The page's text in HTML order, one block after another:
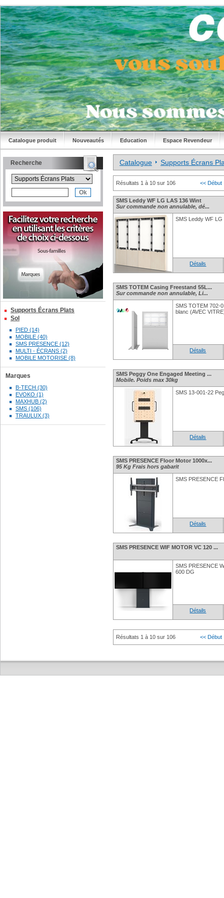
Catalogue produit Nouveautés Education Espace Revendeur
Recherche
Supports Écrans Plats
Sol
PIED (14)
MOBILE (40)
SMS PRESENCE (12)
MULTI - ÉCRANS (2)
MOBILE MOTORISE (8)
Marques
B-TECH (30)
EVOKO (1)
MAXHUB (2)
SMS (106)
TRAULUX (3)
Catalogue Supports Écrans
Résultats 1 à 10 sur 106 << Début
SMS Leddy WF LG LAS 136 Wint
Sur commande non annulable, dé...
SMS Leddy WF LG
Détails
SMS TOTEM Casing Freestand 55L...
Sur commande non annulable, Li...
SMS TOTEM 702-
blanc (AVEC
Détails
SMS Peggy One Engaged Meeting ...
Mobile. Poids max 30kg
SMS 13-001-22
Détails
SMS PRESENCE Floor Motor 1000x...
95 Kg Frais hors gabarit
SMS PRESENCE
Détails
SMS PRESENCE WIF MOTOR VC 120 ...
SMS PRESENCE
600 DG
Détails
Résultats 1 à 10 sur 106 << Début